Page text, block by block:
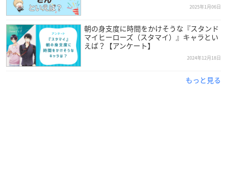
2025年1月06日
朝の身支度に時間をかけそうな『スタンド
マイヒーローズ（スタマイ）』キャラとい
えば？【アンケート】
2024年12月18日
もっと見る